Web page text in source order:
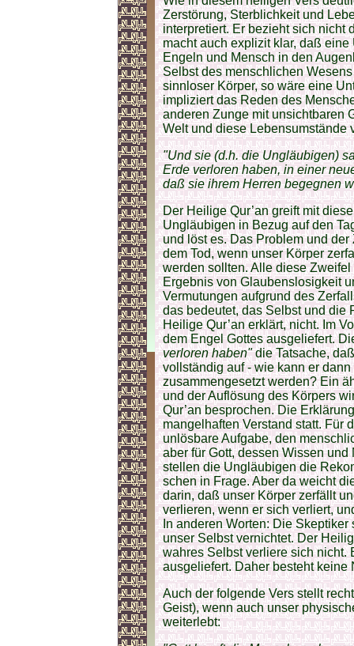
Zerstörung, Sterblich­keit und
interpretiert. Er bezieht sich nicht
macht auch explizit klar, daß
Engeln und Mensch in den
Selbst des menschlichen
sinnloser Körper, so wäre eine
impliziert das Reden des
anderen Zunge mit unsichtbaren
Welt und diese Lebens­umstände
"Und sie (d.h. die Ungläubigen)
Erde verloren haben, in einer
daß sie ihrem Herren begegnen
Der Heilige Qur’an greift mit
Ungläubigen in Bezug auf den
und löst es. Das Problem und
dem Tod, wenn unser Körper
werden sollten. Alle diese
Ergebnis von Glau­benslosigkeit
Vermu­tungen aufgrund des
das bedeutet, das Selbst und die
Heilige Qur’an erklärt, nicht. Im
dem Engel Gottes ausgeliefert.
verloren haben"die Tatsache,
vollständig auf - wie kann er
zusammengesetzt werden? Ein
und der Auflösung des Körpers
Qur’an besprochen. Die
mangelhaften Verstand statt. Für
unlösbare Aufgabe, den
aber für Gott, dessen Wissen
stellen die Ungläubigen die
schen in Frage. Aber da weicht
darin, daß unser Körper zerfällt
verlieren, wenn er sich verliert,
In anderen Worten: Die
unser Selbst vernichtet. Der
wahres Selbst verliere sich nicht.
ausgeliefert. Daher besteht
Auch der folgende Vers stellt
Geist), wenn auch unser
weiterlebt: